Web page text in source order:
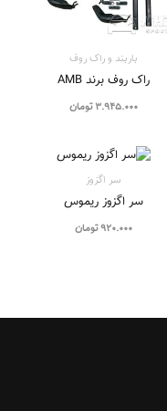
باربند و راک روف
راک روف برند AMB
3.945.000 تومان
سر اگزوز
سر اگزوز ریموس
920.000تومان